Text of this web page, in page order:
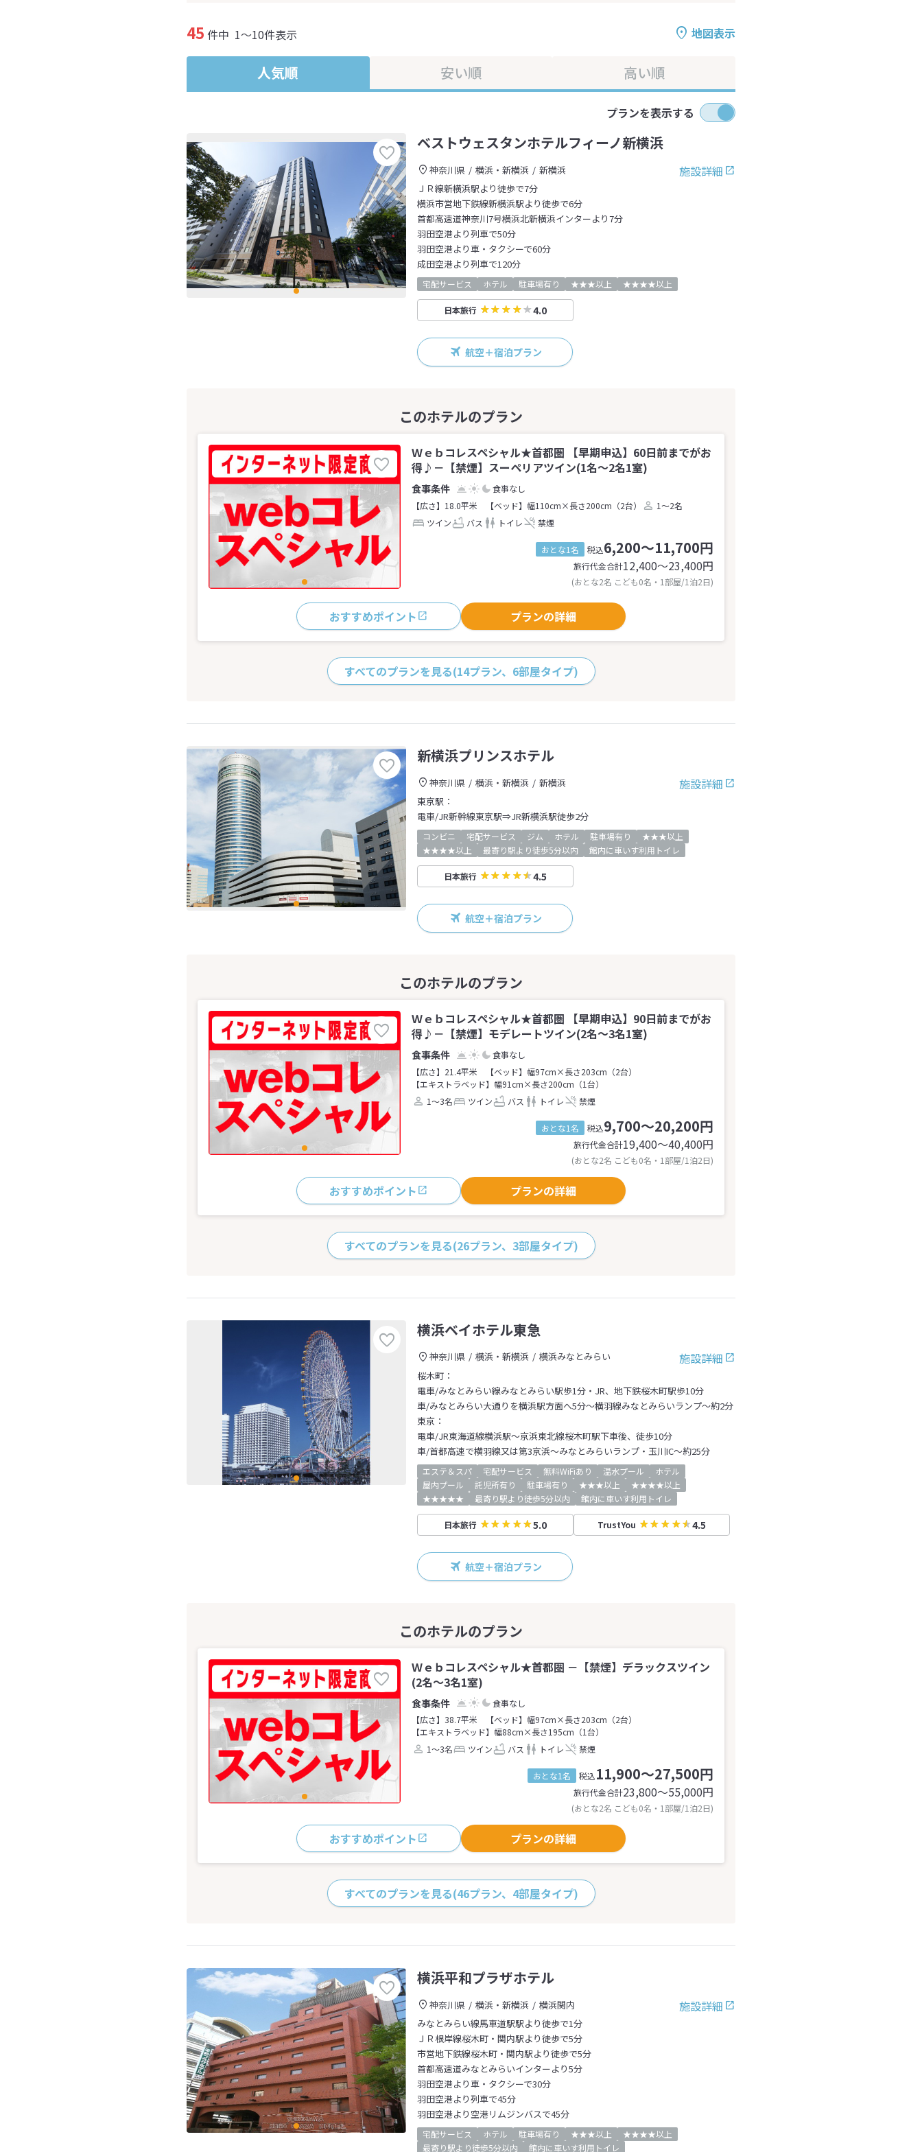
地図表示
45 件中 1～10件表示
人気順 安い順 高い順
プランを表示する
ベストウェスタンホテルフィーノ新横浜
施設詳細
神奈川県 横浜・新横浜
新横浜
ＪＲ線新横浜駅より徒歩で7分
横浜市営地下鉄線新横浜駅より徒歩で6分
首都高速道神奈川7号横浜北新横浜インターより7分
羽田空港より列車で50分
羽田空港より車・タクシーで60分
成田空港より列車で120分
宅配サービス ホテル 駐車場有り ★★★以上 ★★★★以上
日本旅行 4.0
航空＋宿泊プラン
Ｗｅｂコレスペシャル★首都圏 【早期申込】60日前までがお
得♪－【禁煙】スーペリアツイン(1名～2名1室)
食事なし
【広さ】18.0平米
【ベッド】幅110cm×長さ200cm（2台）
1～2名
ツイン
バス トイレ 禁煙
おとな1名 税込6,200～11,700円
旅行代金合計12,400〜23,400円
(おとな2名 こども0名・1部屋/1泊2日)
おすすめポイント プランの詳細
すべてのプランを見る(14プラン、6部屋タイプ)
新横浜プリンスホテル
施設詳細
神奈川県 横浜・新横浜
新横浜
東京駅：
電車/JR新幹線東京駅⇒JR新横浜駅徒歩2分
コンビニ 宅配サービス ジム ホテル 駐車場有り
★★★以上
★★★★以上
最寄り駅より徒歩5分以内 館内に車いす利用トイレ
日本旅行 4.5
航空＋宿泊プラン
Ｗｅｂコレスペシャル★首都圏 【早期申込】90日前までがお
得♪－【禁煙】モデレートツイン(2名～3名1室)
食事なし
【広さ】21.4平米
【ベッド】幅97cm×長さ203cm（2台）
【エキストラベッド】幅91cm×長さ200cm（1台）
1～3名
ツイン バス トイレ 禁煙
おとな1名 税込9,700～20,200円
旅行代金合計19,400〜40,400円
(おとな2名 こども0名・1部屋/1泊2日)
おすすめポイント プランの詳細
すべてのプランを見る(26プラン、3部屋タイプ)
横浜ベイホテル東急
施設詳細
神奈川県 横浜・新横浜
横浜みなとみらい
桜木町：
電車/みなとみらい線みなとみらい駅歩1分・JR、地下鉄桜木町駅歩10分
車/みなとみらい大通りを横浜駅方面へ5分～横羽線みなとみらいランプ～約2分
東京：
電車/JR東海道線横浜駅～京浜東北線桜木町駅下車後、徒歩10分
車/首都高速で横羽線又は第3京浜～みなとみらいランプ・玉川IC～約25分
エステ＆スパ 宅配サービス 無料WiFiあり 温水プール
ホテル
屋内プール
託児所有り 駐車場有り ★★★以上
★★★★以上
★★★★★
最寄り駅より徒歩5分以内 館内に車いす利用トイレ
日本旅行 5.0 TrustYou 4.5
航空＋宿泊プラン
Ｗｅｂコレスペシャル★首都圏 －【禁煙】デラックスツイン
(2名～3名1室)
食事なし
【広さ】38.7平米
【ベッド】幅97cm×長さ203cm（2台）
【エキストラベッド】幅88cm×長さ195cm（1台）
1～3名
ツイン バス トイレ 禁煙
おとな1名 税込11,900～27,500円
旅行代金合計23,800〜55,000円
(おとな2名 こども0名・1部屋/1泊2日)
おすすめポイント プランの詳細
すべてのプランを見る(46プラン、4部屋タイプ)
横浜平和プラザホテル
施設詳細
神奈川県 横浜・新横浜
横浜関内
みなとみらい線馬車道駅駅より徒歩で1分
ＪＲ根岸線桜木町・関内駅より徒歩で5分
市営地下鉄線桜木町・関内駅より徒歩で5分
首都高速道みなとみらいインターより5分
羽田空港より車・タクシーで30分
羽田空港より列車で45分
羽田空港より空港リムジンバスで45分
宅配サービス ホテル 駐車場有り ★★★以上
★★★★以上
最寄り駅より徒歩5分以内
館内に車いす利用トイレ